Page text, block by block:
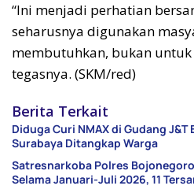
“Ini menjadi perhatian
seharusnya digunakan
membutuhkan, bukan
tegasnya. (SKM/red)
Berita Terkait
Diduga Curi NMAX di Gudang J&T
Surabaya Ditangkap Warga
Satresnarkoba Polres
Selama Januari-Juli 2026, 11